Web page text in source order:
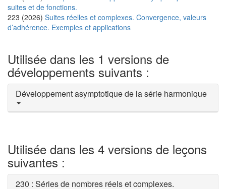
suites et de fonctions.
223 (2026) Suites réelles et complexes. Convergence, valeurs
d’adhérence. Exemples et applications
Utilisée dans les 1 versions de
développements suivants :
Développement asymptotique de la série harmonique
Utilisée dans les 4 versions de leçons
suivantes :
230 : Séries de nombres réels et complexes.